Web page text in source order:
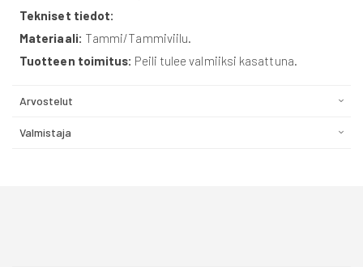
Tekniset tiedot:
Materiaali: Tammi/Tammiviilu.
Tuotteen toimitus: Peili tulee valmiiksi kasattuna.
Arvostelut
Valmistaja